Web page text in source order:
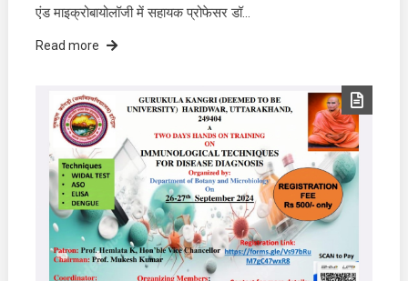
एंड माइक्रोबायोलॉजी में सहायक प्रोफेसर डॉ…
Read more